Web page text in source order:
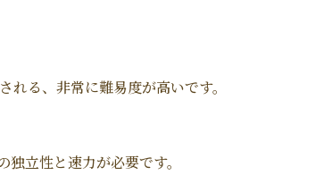
る、非常に難易度が高いです。
立性と速力が必要です。